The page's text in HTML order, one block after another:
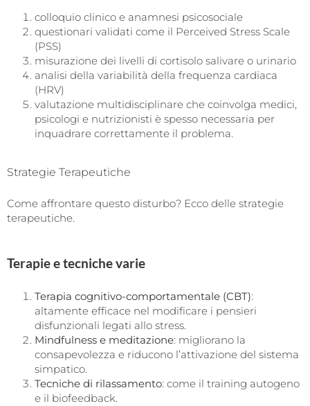
colloquio clinico e anamnesi psicosociale
questionari validati come il Perceived Stress Scale
(PSS)
misurazione dei livelli di cortisolo salivare o urinario
analisi della variabilità della frequenza cardiaca
(HRV)
valutazione multidisciplinare che coinvolga medici,
psicologi e nutrizionisti è spesso necessaria per
inquadrare correttamente il problema.
Strategie Terapeutiche
Come affrontare questo disturbo? Ecco delle strategie
terapeutiche.
Terapie e tecniche varie
Terapia cognitivo-comportamentale (CBT):
altamente efficace nel modificare i pensieri
disfunzionali legati allo stress.
Mindfulness e meditazione: migliorano la
consapevolezza e riducono l’attivazione del sistema
simpatico.
Tecniche di rilassamento: come il training autogeno
e il biofeedback.